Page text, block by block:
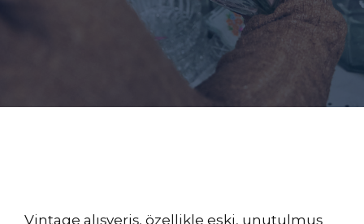
Vintage alışveriş, özellikle eski, unutulmuş